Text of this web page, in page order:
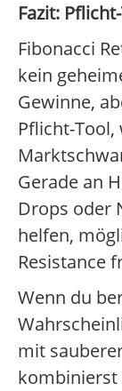
Fazit:
Fibonacci
kein
Gewinne,
Pflicht-
Gerade an
Drops oder
helfen,
Resistance
Wenn du
mit
kombinierst